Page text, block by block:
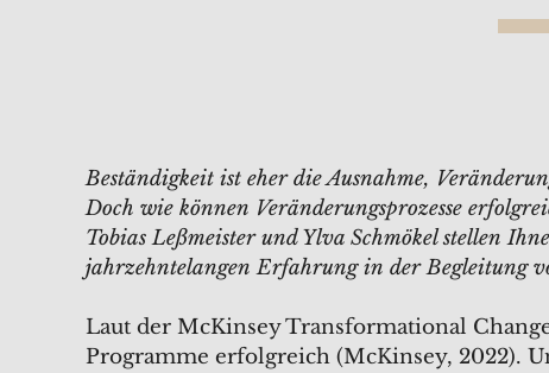
Beständigkeit ist eher die Ausnahme,
Doch wie können Veränderungsprozesse
Tobias Leßmeister und Ylva Schmökel stellen
jahrzehntelangen Erfahrung in der Begleitung
Laut der McKinsey Transformational
Programme erfolgreich (McKinsey, 2022).